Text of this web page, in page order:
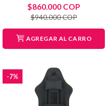
$860.000 COP
$940.000 COP
AGREGAR AL CARRO
-7%